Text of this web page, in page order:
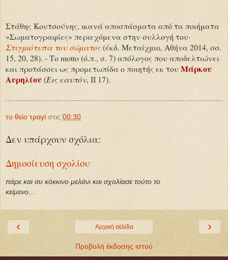
Στάθης Κουτσούνης, ικανά αποσπάσματα από τα ποιήματα
«Σωματογραφίες» περιεχόμενα στην συλλογή του·
Στιγμιότυπα του σώματος(έκδ. Μεταίχμιο, Αθήνα 2014, σσ.
15, 20, 28). - Το motto (ό.π., σ. 7) απόλογος που αποδελτιώνει
και προτάσσει ως προμετωπίδα ο ποιητής εκ τουΜάρκου
Αυρηλίου(Εις εαυτόν, ΙΙ 17).
το θείο τραγί στις 00:30
Δεν υπάρχουν σχόλια:
Δημοσίευση σχολίου
πάρε και συ κόκκινο μελάνι και σχολίασε τούτο το
κείμενο...
‹ ›
Αρχική σελίδα
Προβολή έκδοσης ιστού